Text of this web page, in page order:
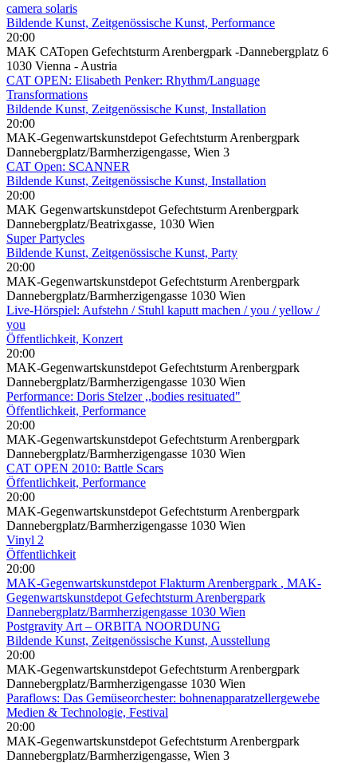
camera solaris
Bildende Kunst, Zeitgenössische Kunst, Performance
20:00
MAK CATopen Gefechtsturm Arenbergpark -Dannebergplatz 6
1030 Vienna - Austria
CAT OPEN: Elisabeth Penker: Rhythm/Language
Transformations
Bildende Kunst, Zeitgenössische Kunst, Installation
20:00
MAK-Gegenwartskunstdepot Gefechtsturm Arenbergpark
Dannebergplatz/Barmherzigengasse, Wien 3
CAT Open: SCANNER
Bildende Kunst, Zeitgenössische Kunst, Installation
20:00
MAK Gegenwartskunstdepot Gefechtsturm Arenbergpark
Dannebergplatz/Beatrixgasse, 1030 Wien
Super Partycles
Bildende Kunst, Zeitgenössische Kunst, Party
20:00
MAK-Gegenwartskunstdepot Gefechtsturm Arenbergpark
Dannebergplatz/Barmherzigengasse 1030 Wien
Live-Hörspiel: Aufstehn / Stuhl kaputt machen / you / yellow /
you
Öffentlichkeit, Konzert
20:00
MAK-Gegenwartskunstdepot Gefechtsturm Arenbergpark
Dannebergplatz/Barmherzigengasse 1030 Wien
Performance: Doris Stelzer ,,bodies resituated"
Öffentlichkeit, Performance
20:00
MAK-Gegenwartskunstdepot Gefechtsturm Arenbergpark
Dannebergplatz/Barmherzigengasse 1030 Wien
CAT OPEN 2010: Battle Scars
Öffentlichkeit, Performance
20:00
MAK-Gegenwartskunstdepot Gefechtsturm Arenbergpark
Dannebergplatz/Barmherzigengasse 1030 Wien
Vinyl 2
Öffentlichkeit
20:00
MAK-Gegenwartskunstdepot Flakturm Arenbergpark , MAK-
Gegenwartskunstdepot Gefechtsturm Arenbergpark
Dannebergplatz/Barmherzigengasse 1030 Wien
Postgravity Art – ORBITA NOORDUNG
Bildende Kunst, Zeitgenössische Kunst, Ausstellung
20:00
MAK-Gegenwartskunstdepot Gefechtsturm Arenbergpark
Dannebergplatz/Barmherzigengasse 1030 Wien
Paraflows: Das Gemüseorchester: bohnenapparatzellergewebe
Medien & Technologie, Festival
20:00
MAK-Gegenwartskunstdepot Gefechtsturm Arenbergpark
Dannebergplatz/Barmherzigengasse, Wien 3